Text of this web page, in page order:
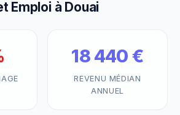
Emploi à Douai
18 440 €
REVENU MÉDIAN
ANNUEL